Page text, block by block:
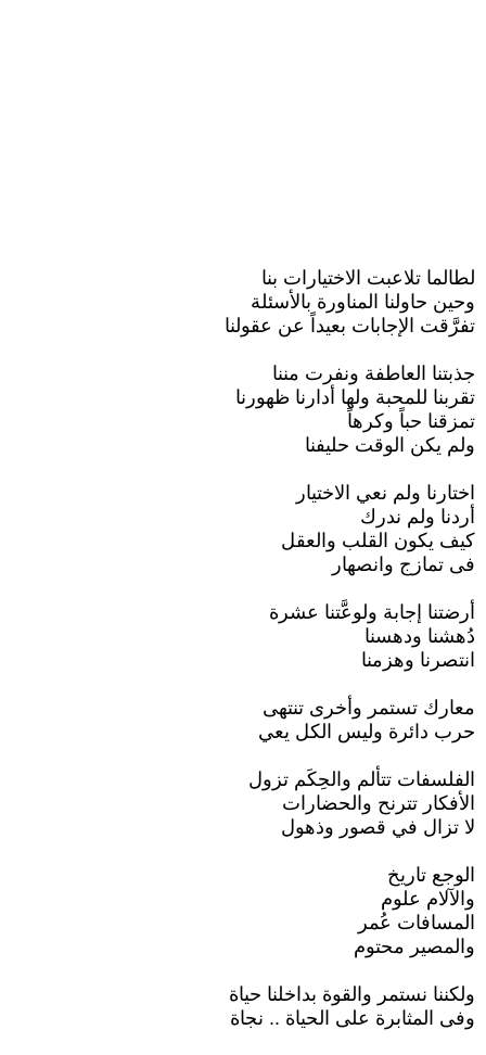
لطالما تلاعبت الاختيارات بنا
وحين حاولنا المناورة بالأسئلة
تفرَّقت الإجابات بعيداً عن عقولنا
جذبتنا العاطفة ونفرت مننا
تقربنا للمحبة ولها أدارنا ظهورنا
تمزقنا حباً وكرهاً
ولم يكن الوقت حليفنا
اختارنا ولم نعي الاختيار
أردنا ولم ندرك
كيف يكون القلب والعقل
فى تمازج وانصهار
أرضتنا إجابة ولوعَّتنا عشرة
دُهشنا ودهسنا
انتصرنا وهزمنا
معارك تستمر وأخرى تنتهى
حرب دائرة وليس الكل يعي
الفلسفات تتألم والحِكَم تزول
الأفكار تترنح والحضارات
لا تزال في قصور وذهول
الوجع تاريخ
والآلام علوم
المسافات عُمر
والمصير محتوم
ولكننا نستمر والقوة بداخلنا حياة
وفى المثابرة على الحياة .. نجاة